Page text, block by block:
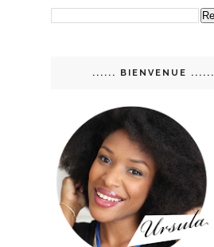
...... BIENVENUE ......